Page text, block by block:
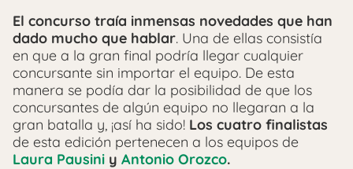
El concurso traía inmensas novedades que han
dado mucho que hablar. Una de ellas consistía
en que a la gran final podría llegar cualquier
concursante sin importar el equipo. De esta
manera se podía dar la posibilidad de que los
concursantes de algún equipo no llegaran a la
gran batalla y, ¡así ha sido! Los cuatro finalistas
de esta edición pertenecen a los equipos de
Laura Pausini y Antonio Orozco.